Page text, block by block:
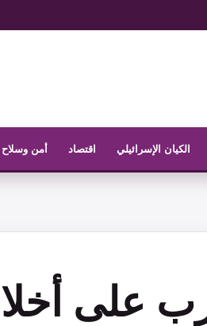
الكيان الإسرائيلي اقتصاد أمن وسلاح
على